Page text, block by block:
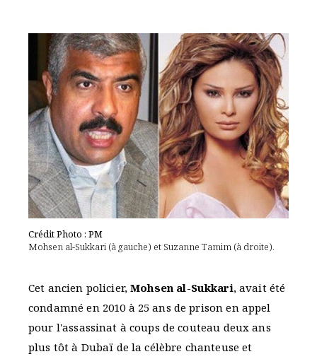
Crédit Photo : PM
Mohsen al-Sukkari (à gauche) et Suzanne Tamim (à droite).
Cet ancien policier,Mohsen al-Sukkari, avait été
condamné en 2010 à 25 ans de prison en appel
pour l'assassinat à coups de couteau deux ans
plus tôt à Dubaï de la célèbre chanteuse et